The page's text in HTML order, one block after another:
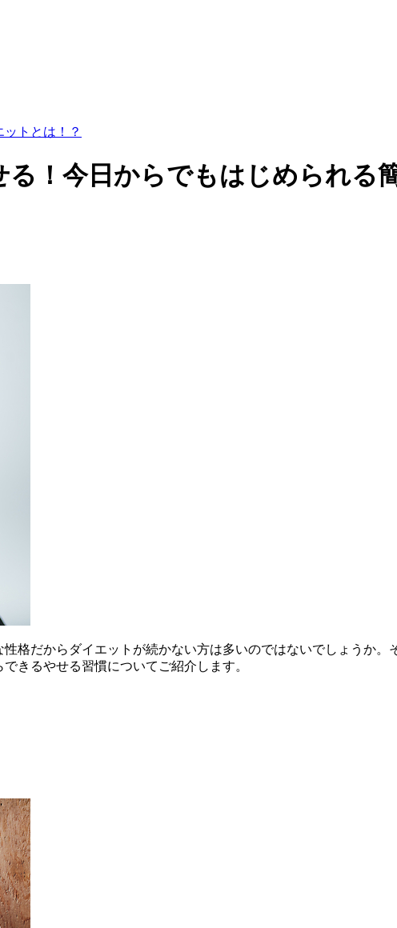
トとは！？
る！今日からでもはじめられる
格だからダイエットが続かない方は多いのではないでしょうか。
きるやせる習慣についてご紹介します。